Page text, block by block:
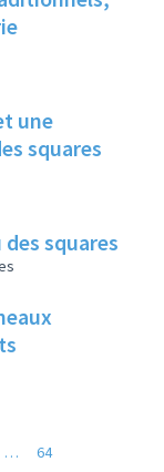
une
squares
squares
… 64